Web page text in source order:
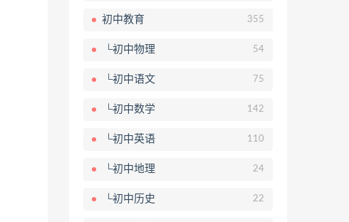
初中教育 355
└初中物理 54
└初中语文 75
└初中数学 142
└初中英语 110
└初中地理 24
└初中历史 22